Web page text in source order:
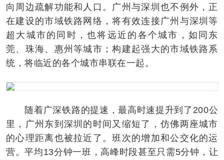
向周边疏解功能和人口。广州与深圳也不例外，正
在建设的市域铁路网络，将有效连接广州与深圳等
超大城市的同时，也将远近的各个城市，如同东
莞、珠海、惠州等城市；构建起强大的市域铁路系
统，将临近的各个城市串联在一起。
随着广深铁路的提速，最高时速提升到了200公
里，广州东到深圳的时间又缩短了，仿佛两座城市
的心理距离也被拉近了。班次的增加和公交化的运
营。平均13分钟一班，高峰时段甚至只需5分钟，让